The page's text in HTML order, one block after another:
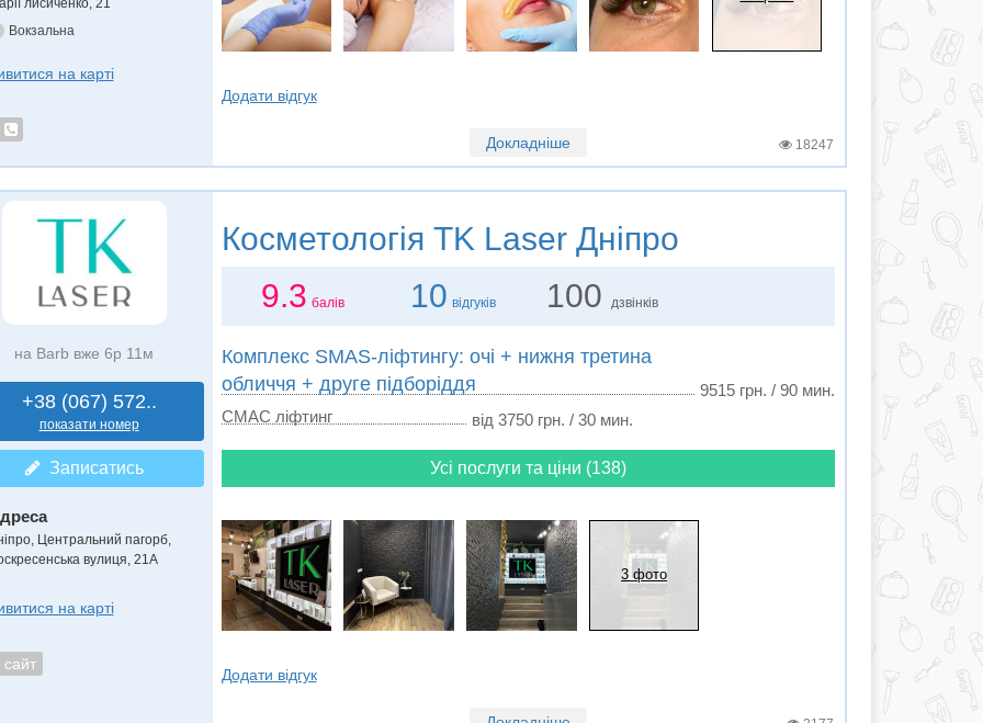
Вокзальна
на карті
Додати відгук
Докладніше 18247
на Barb вже 6р 11м
+38 (067) 572..
показати номер
Записатись
Центральний пагорб,
вулиця, 21А
на карті
сайт
Косметологія TK Laser Дніпро
9.3 балів 10 відгуків 100 дзвінків
Комплекс SMAS-ліфтингу: очі + нижня третина
обличчя + друге підборіддя
9515 грн. / 90 мин.
СМАС ліфтинг
від 3750 грн. / 30 мин.
Усі послуги та ціни (138)
3 фото
Додати відгук